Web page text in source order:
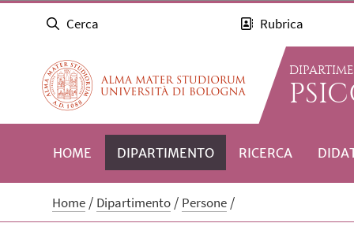
Cerca Rubrica
HOME DIPARTIMENTO RICERCA
Home Dipartimento Persone